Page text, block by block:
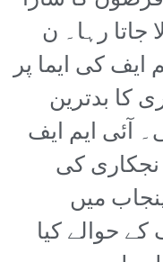
جاتا رہا۔ ن
کی ایما پر
کا بدترین
آئی ایم ایف
کو نجکاری کی
میں
حوالے کیا